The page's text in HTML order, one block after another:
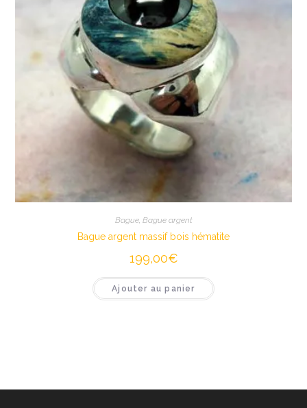
Bague, Bague argent
Bague argent massif bois hématite
199,00€
Ajouter au panier